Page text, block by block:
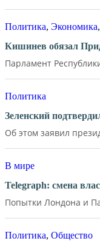
Политика, Экономика,
Кишинев обязал
Парламент
Политика
Зеленский
Об этом заявил
В мире
Telegraph: смена
Попытки Лондона и
Политика, Общество